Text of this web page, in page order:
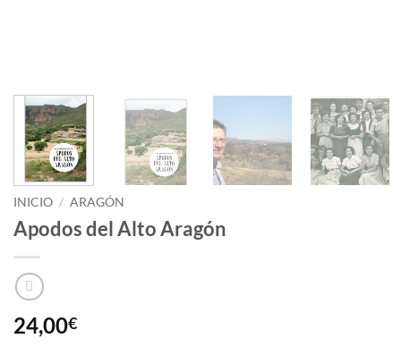
INICIO / ARAGÓN
Apodos del Alto Aragón
24,00€